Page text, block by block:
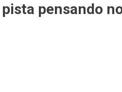
pensando